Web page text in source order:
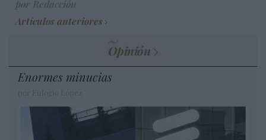
Artículos anteriores
Opinión
Enormes minucias